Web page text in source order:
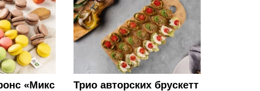
«Микс
Трио авторских брускетт